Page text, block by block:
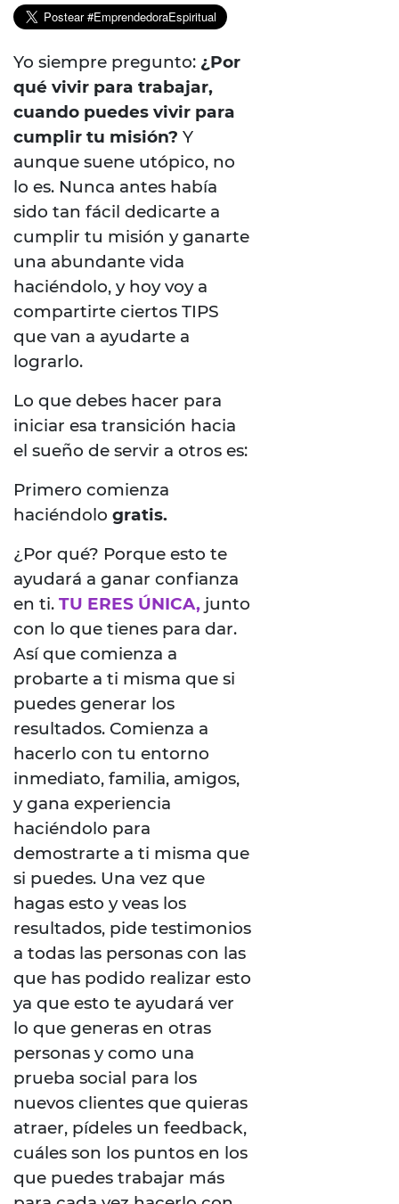
Yo siempre pregunto: ¿Por
qué vivir para trabajar,
cuando puedes vivir para
cumplir tu misión? Y
aunque suene utópico, no
lo es. Nunca antes había
sido tan fácil dedicarte a
cumplir tu misión y ganarte
una abundante vida
haciéndolo, y hoy voy a
compartirte ciertos TIPS
que van a ayudarte a
lograrlo.
Lo que debes hacer para
iniciar esa transición hacia
el sueño de servir a otros es:
Primero comienza
haciéndolo gratis.
¿Por qué? Porque esto te
ayudará a ganar confianza
en ti. TU ERES ÚNICA, junto
con lo que tienes para dar.
Así que comienza a
probarte a ti misma que si
puedes generar los
resultados. Comienza a
hacerlo con tu entorno
inmediato, familia, amigos,
y gana experiencia
haciéndolo para
demostrarte a ti misma que
si puedes. Una vez que
hagas esto y veas los
resultados, pide testimonios
a todas las personas con las
que has podido realizar esto
ya que esto te ayudará ver
lo que generas en otras
personas y como una
prueba social para los
nuevos clientes que quieras
atraer, pídeles un feedback,
cuáles son los puntos en los
que puedes trabajar más